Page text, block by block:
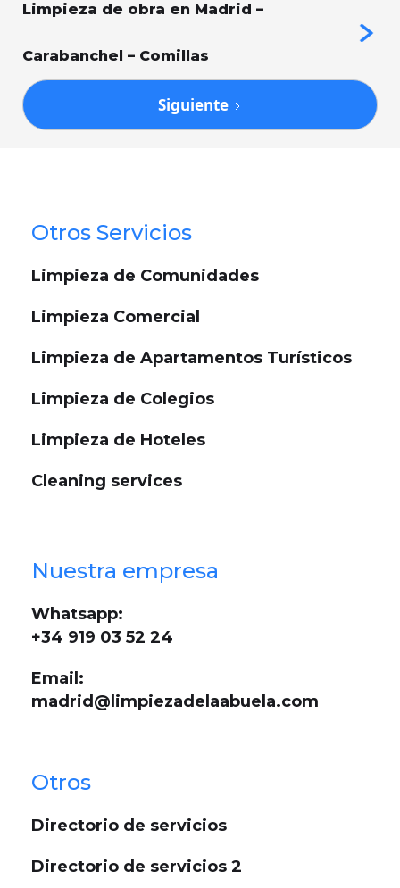
Limpieza de obra en Madrid –
Carabanchel – Comillas
Siguiente
Otros Servicios
Limpieza de Comunidades
Limpieza Comercial
Limpieza de Apartamentos Turísticos
Limpieza de Colegios
Limpieza de Hoteles
Cleaning services
Nuestra empresa
Whatsapp:
+34 919 03 52 24
Email:
madrid@limpiezadelaabuela.com
Otros
Directorio de servicios
Directorio de servicios 2